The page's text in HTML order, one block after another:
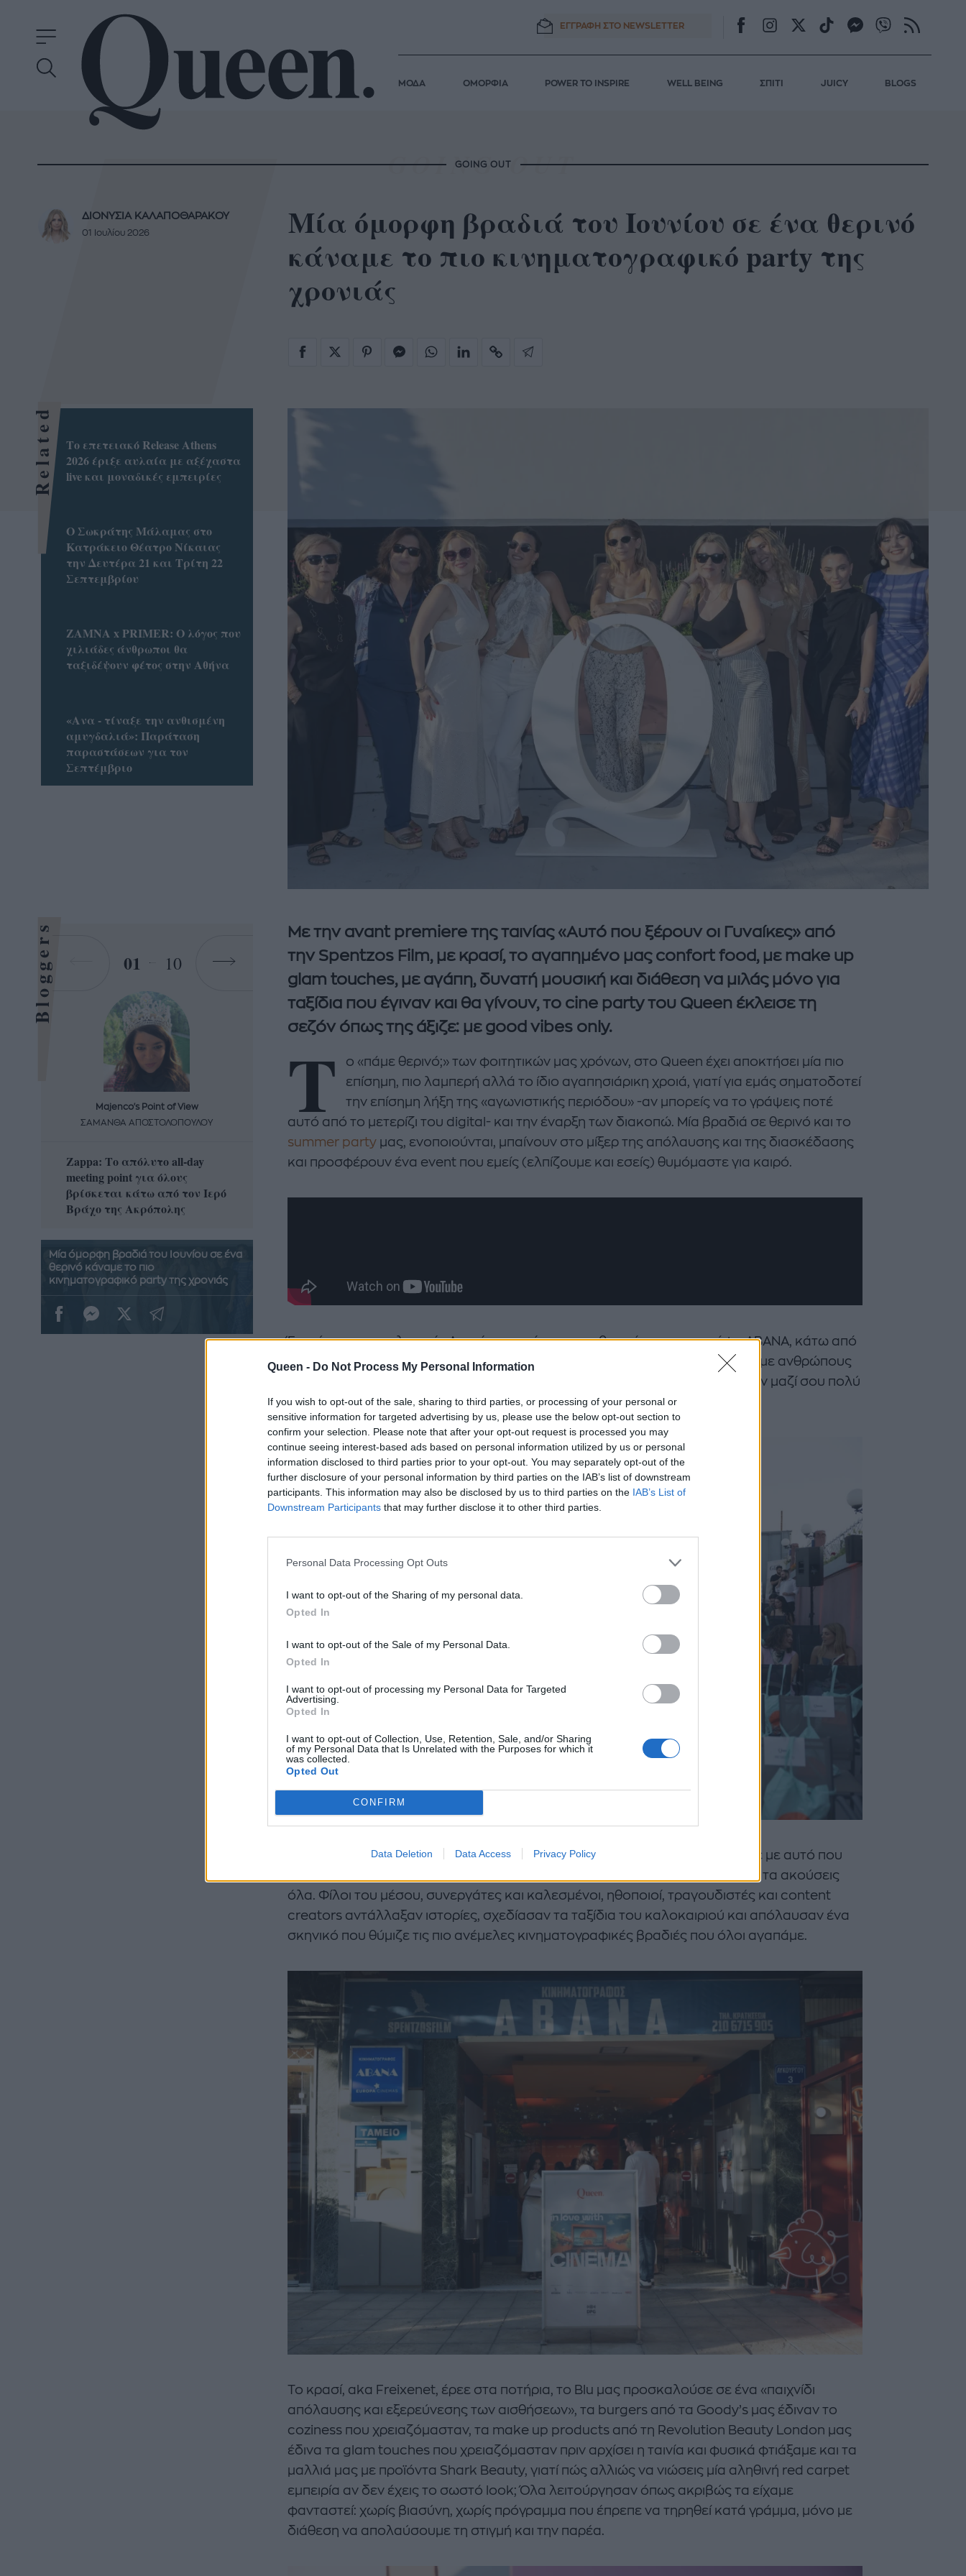
Queen - Do Not Process My Personal Information
If you wish to opt-out of the sale, sharing to third parties, or processing of your personal or
sensitive information for targeted advertising by us, please use the below opt-out section to
confirm your selection. Please note that after your opt-out request is processed you may
continue seeing interest-based ads based on personal information utilized by us or personal
information disclosed to third parties prior to your opt-out. You may separately opt-out of the
further disclosure of your personal information by third parties on the IAB’s list of downstream
participants. This information may also be disclosed by us to third parties on the IAB’s List of
Downstream Participants that may further disclose it to other third parties.
Personal Data Processing Opt Outs
I want to opt-out of the Sharing of my personal data.
Opted In
I want to opt-out of the Sale of my Personal Data.
Opted In
I want to opt-out of processing my Personal Data for Targeted
Advertising.
Opted In
I want to opt-out of Collection, Use, Retention, Sale, and/or Sharing
of my Personal Data that Is Unrelated with the Purposes for which it
was collected.
Opted Out
CONFIRM
Data Deletion Data Access Privacy Policy
ΕΓΓΡΑΦΗ ΣΤΟ NEWSLETTER
ΜΟΔΑ ΟΜΟΡΦΙΑ POWER TO INSPIRE WELL BEING ΣΠΙΤΙ JUICY BLOGS
GOING OUT
Μία όμορφη βραδιά του Ιουνίου σε ένα θερινό
κάναμε το πιο κινηματογραφικό party της
χρονιάς
ΔΙΟΝΥΣΙΑ ΚΑΛΑΠΟΘΑΡΑΚΟΥ
01 Ιουλίου 2026
Με την avant premiere της ταινίας «Αυτό που ξέρουν οι Γυναίκες» από
την Spentzos Film, με κρασί, το αγαπημένο μας confort food, με make up
glam touches, με αγάπη, δυνατή μουσική και διάθεση να μιλάς μόνο για
ταξίδια που έγιναν και θα γίνουν, το cine party του Queen έκλεισε τη
σεζόν όπως της άξιζε: με good vibes only.
T
o «πάμε θερινό;» των φοιτητικών μας χρόνων, στο Queen έχει αποκτήσει μία πιο
επίσημη, πιο λαμπερή αλλά το ίδιο αγαπησιάρικη χροιά, γιατί για εμάς σηματοδοτεί
την επίσημη λήξη της «αγωνιστικής περιόδου» -αν μπορείς να το γράψεις ποτέ
αυτό από το μετερίζι του digital- και την έναρξη των διακοπώ. Μία βραδιά σε θερινό και το
summer party μας, ενοποιούνται, μπαίνουν στο μίξερ της απόλαυσης και της διασκέδασης
και προσφέρουν ένα event που εμείς (ελπίζουμε και εσείς) θυμόμαστε για καιρό.
Έτσι ήταν και η τελευταία Δευτέρα του όταν στον θερινό κινηματογράφο ΑΒΑΝΑ, κάτω από
τον καλοκαιρινό ουρανό της Αθήνας, η παρέα του Queen έδωσε ραντεβού με ανθρώπους
που αγαπούν το σινεμά, τις όμορφες συναντήσεις και τις στιγμές που μένουν μαζί σου πολύ
μετά το τελευταίο πλάνο μιας ταινίας.
Από νωρίς, ο χώρος γέμισε χαμόγελα, μουσική και small talking που έμοιαζε με αυτό που
κάνεις τις πρώτες μέρες των διακοπών όταν έχεις διάθεση να τα πεις και να τα ακούσεις
όλα. Φίλοι του μέσου, συνεργάτες και καλεσμένοι, ηθοποιοί, τραγουδιστές και content
creators αντάλλαξαν ιστορίες, σχεδίασαν τα ταξίδια του καλοκαιριού και απόλαυσαν ένα
σκηνικό που θύμιζε τις πιο ανέμελες κινηματογραφικές βραδιές που όλοι αγαπάμε.
Το κρασί, aka Freixenet, έρεε στα ποτήρια, το Blu μας προσκαλούσε σε ένα «παιχνίδι
απόλαυσης και εξερεύνεσης των αισθήσεων», τα burgers από τα Goody’s μας έδιναν το
coziness που χρειαζόμασταν, τα make up products από τη Revolution Beauty London μας
έδινα τα glam touches που χρειαζόμασταν πριν αρχίσει η ταινία και φυσικά φτιάξαμε και τα
μαλλιά μας με προϊόντα Shark Beauty, γιατί πώς αλλιώς να νιώσεις μία αληθινή red carpet
εμπειρία αν δεν έχεις το σωστό look; Όλα λειτούργησαν όπως ακριβώς τα είχαμε
φανταστεί: χωρίς βιασύνη, χωρίς πρόγραμμα που έπρεπε να τηρηθεί κατά γράμμα, μόνο με
διάθεση να απολαύσουμε τη στιγμή και την παρέα.
Related
Το επετειακό Release Athens
2026 έριξε αυλαία με αξέχαστα
live και μοναδικές εμπειρίες
Ο Σωκράτης Μάλαμας στο
Κατράκειο Θέατρο Νίκαιας
την Δευτέρα 21 και Τρίτη 22
Σεπτεμβρίου
ZAMNA x PRIMER: Ο λόγος που
χιλιάδες άνθρωποι θα
ταξιδέψουν φέτος στην Αθήνα
«Ανα - τίναξε την ανθισμένη
αμυγδαλιά»: Παράταση
παραστάσεων για τον
Σεπτέμβριο
Bloggers 01 10
Majenco's Point of View
ΣΑΜΑΝΘΑ ΑΠΟΣΤΟΛΟΠΟΥΛΟΥ
Zappa: Το απόλυτο all-day
meeting point για όλους
βρίσκεται κάτω από τον Ιερό
Βράχο της Ακρόπολης
Majenco's Point of View
ΣΑΜΑΝΘΑ ΑΠΟΣΤΟΛΟΠΟΥΛΟΥ
Η απόλυτη καλοκαιρινή
A STORY BY KORI
ΔΑΦΝΗ ΚΑΡΑΒΟΚΥΡΗ
Nτίνα Νικολάου: «Όταν
Majenco's Point of View
ΣΑΜΑΝΘΑ ΑΠΟΣΤΟΛΟΠΟΥΛΟΥ
Δείτε όσα έγιναν στον 13ο
Μία όμορφη βραδιά του Ιουνίου σε ένα
θερινό κάναμε το πιο
κινηματογραφικό party της χρονιάς